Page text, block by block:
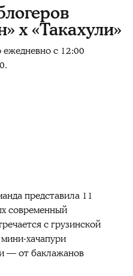
x «Такахули»
с 12:00
представила 11
современный
с грузинской
хачапури
— от баклажанов